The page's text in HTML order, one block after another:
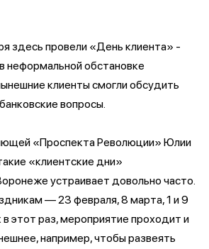
здесь провели «День клиента» -
неформальной обстановке
клиенты смогли обсудить
вопросы.
«Проспекта Революции» Юлии
«клиентские дни»
устраивает довольно часто.
— 23 февраля, 8 марта, 1 и 9
в этот раз, мероприятие проходит и
например, чтобы развеять